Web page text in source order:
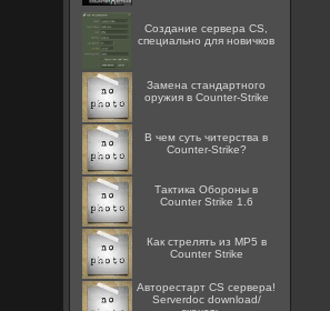
Создание сервера CS,
специально для новичков
Замена стандартного
оружия в Counter-Strike
В чем суть читерства в
Counter-Strike?
Тактика Обороны в
Counter Strike 1.6
Как стрелять из MP5 в
Counter Strike
Авторестарт CS сервера!
Serverdoc download/